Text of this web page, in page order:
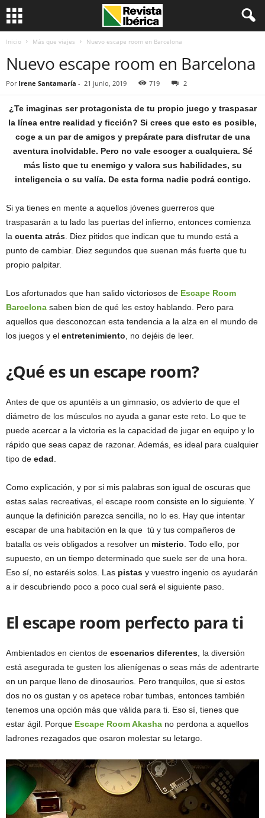
Inicio Más que viajes Nuevo escape room en Barcelona
Nuevo escape room en Barcelona
Por Irene Santamaría - 21 junio, 2019 719 2
¿Te imaginas ser protagonista de tu propio juego y traspasar
la línea entre realidad y ficción? Si crees que esto es posible,
coge a un par de amigos y prepárate para disfrutar de una
aventura inolvidable. Pero no vale escoger a cualquiera. Sé
más listo que tu enemigo y valora sus habilidades, su
inteligencia o su valía. De esta forma nadie podrá contigo.
Si ya tienes en mente a aquellos jóvenes guerreros que
traspasarán a tu lado las puertas del infierno, entonces comienza
la cuenta atrás . Diez pitidos que indican que tu mundo está a
punto de cambiar. Diez segundos que suenan más fuerte que tu
propio palpitar.
Los afortunados que han salido victoriosos de Escape Room
Barcelona saben bien de qué les estoy hablando. Pero para
aquellos que desconozcan esta tendencia a la alza en el mundo de
los juegos y el entretenimiento , no dejéis de leer.
¿Qué es un escape room?
Antes de que os apuntéis a un gimnasio, os advierto de que el
diámetro de los músculos no ayuda a ganar este reto. Lo que te
puede acercar a la victoria es la capacidad de jugar en equipo y lo
rápido que seas capaz de razonar. Además, es ideal para cualquier
tipo de edad
Como explicación, y por si mis palabras son igual de oscuras que
estas salas recreativas, el escape room consiste en lo siguiente. Y
aunque la definición parezca sencilla, no lo es. Hay que intentar
escapar de una habitación en la que tú y tus compañeros de
batalla os veis obligados a resolver un misterio . Todo ello, por
supuesto, en un tiempo determinado que suele ser de una hora.
Eso sí, no estaréis solos. Las pistas y vuestro ingenio os ayudarán
a ir descubriendo poco a poco cual será el siguiente paso.
El escape room perfecto para ti
Ambientados en cientos de escenarios diferentes , la diversión
está asegurada te gusten los alienígenas o seas más de adentrarte
en un parque lleno de dinosaurios. Pero tranquilos, que si estos
dos no os gustan y os apetece robar tumbas, entonces también
tenemos una opción más que válida para ti. Eso sí, tienes que
estar ágil. Porque Escape Room Akasha no perdona a aquellos
ladrones rezagados que osaron molestar su letargo.